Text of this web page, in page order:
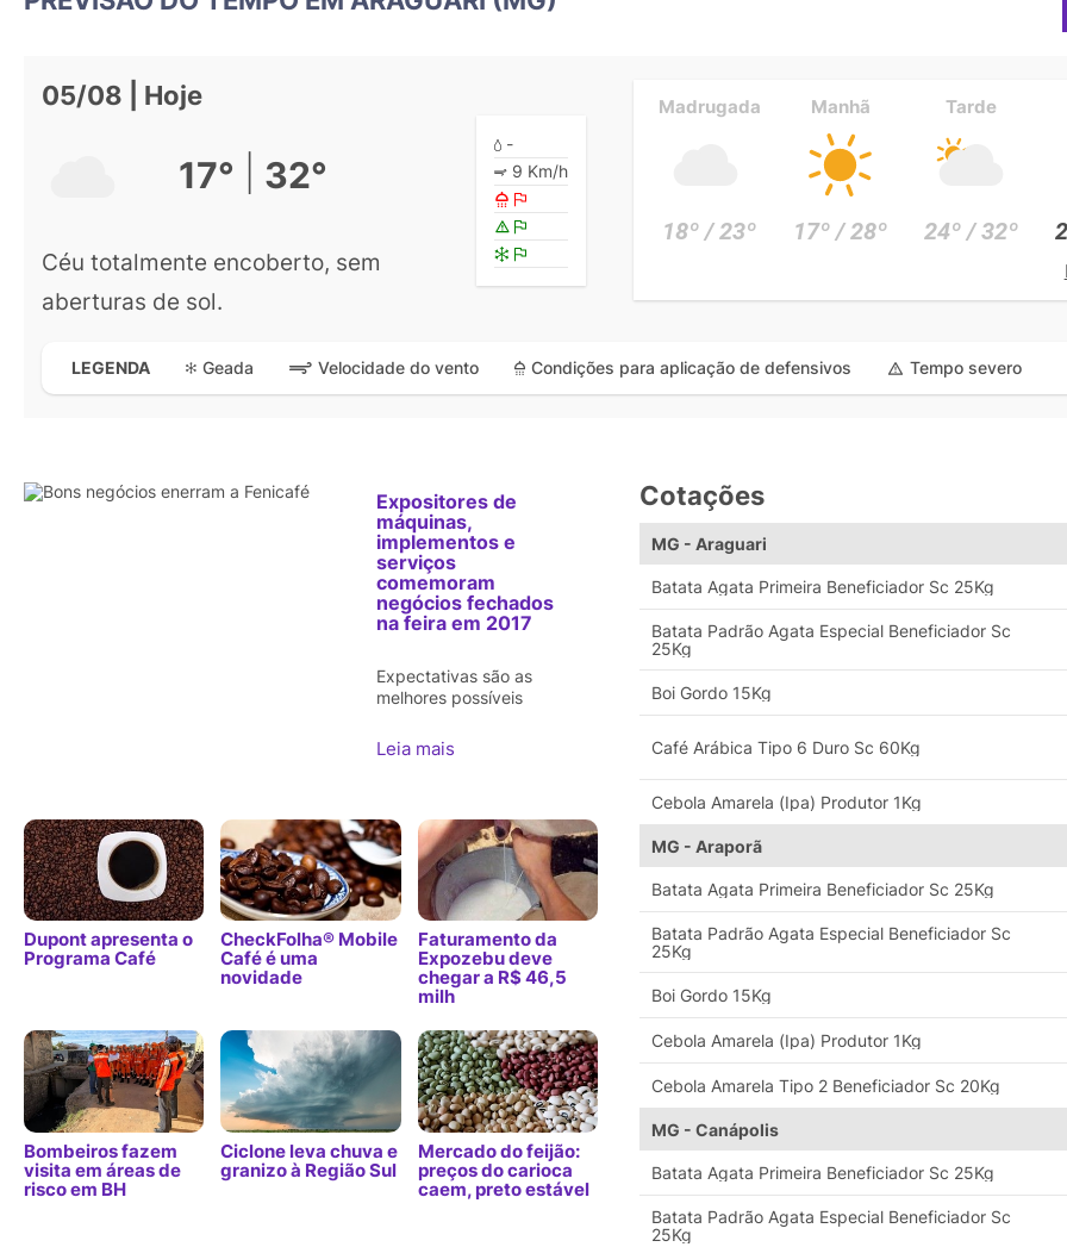
05/08 | Hoje
17° 32°
Céu totalmente encoberto, sem
aberturas de sol.
-
9 Km/h
Madrugada
18º / 23º
Manhã
17º / 28º
Tarde
24º / 32º
LEGENDA Geada Velocidade do vento Condições para aplicação de defensivos Tempo severo
Expositores de
máquinas,
implementos e
serviços
comemoram
negócios fechados
na feira em 2017
Expectativas são as
melhores possíveis
Leia mais
Dupont apresenta o
Programa Café
CheckFolha® Mobile
Café é uma
novidade
Faturamento da
Expozebu deve
chegar a R$ 46,5
milh
Bombeiros fazem
visita em áreas de
risco em BH
Ciclone leva chuva e
granizo à Região Sul
Mercado do feijão:
preços do carioca
caem, preto estável
Cotações
MG - Araguari
Batata Agata Primeira Beneficiador Sc 25Kg
Batata Padrão Agata Especial Beneficiador Sc
25Kg
Boi Gordo 15Kg
Café Arábica Tipo 6 Duro Sc 60Kg
Cebola Amarela (Ipa) Produtor 1Kg
MG - Araporã
Batata Agata Primeira Beneficiador Sc 25Kg
Batata Padrão Agata Especial Beneficiador Sc
25Kg
Boi Gordo 15Kg
Cebola Amarela (Ipa) Produtor 1Kg
Cebola Amarela Tipo 2 Beneficiador Sc 20Kg
MG - Canápolis
Batata Agata Primeira Beneficiador Sc 25Kg
Batata Padrão Agata Especial Beneficiador Sc
25Kg